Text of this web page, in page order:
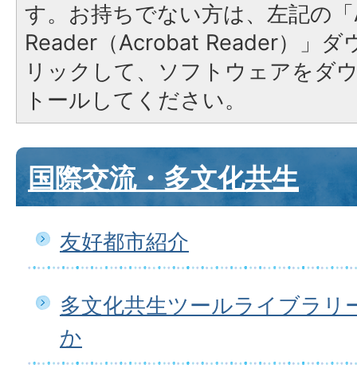
す。お持ちでない方は、左記の
Reader（Acrobat Reader）」ダ
リックして、ソフトウェアをダ
トールしてください。
国際交流・多文化共生
友好都市紹介
多文化共生ツールライブラリ
か